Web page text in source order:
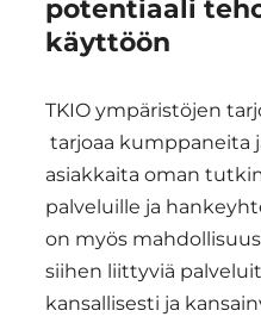
potentiaali
käyttöön
TKIO ympäristöjen
tarjoaa kumppaneita
asiakkaita oman
palveluille ja
on myös
siihen liittyviä
kansallisesti ja